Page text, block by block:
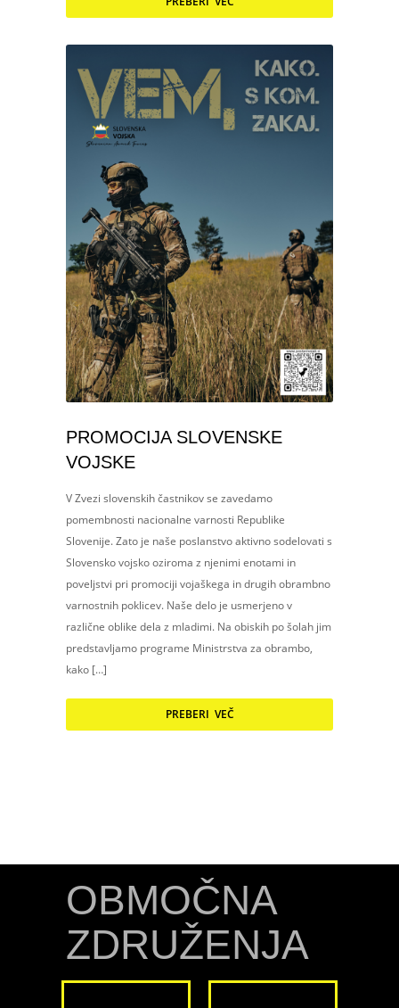
PROMOCIJA SLOVENSKE
VOJSKE
V Zvezi slovenskih častnikov se zavedamo
pomembnosti nacionalne varnosti Republike
Slovenije. Zato je naše poslanstvo aktivno sodelovati s
Slovensko vojsko oziroma z njenimi enotami in
poveljstvi pri promociji vojaškega in drugih obrambno
varnostnih poklicev. Naše delo je usmerjeno v
različne oblike dela z mladimi. Na obiskih po šolah jim
predstavljamo programe Ministrstva za obrambo,
kako […]
PREBERI VEČ
OBMOČNA
ZDRUŽENJA